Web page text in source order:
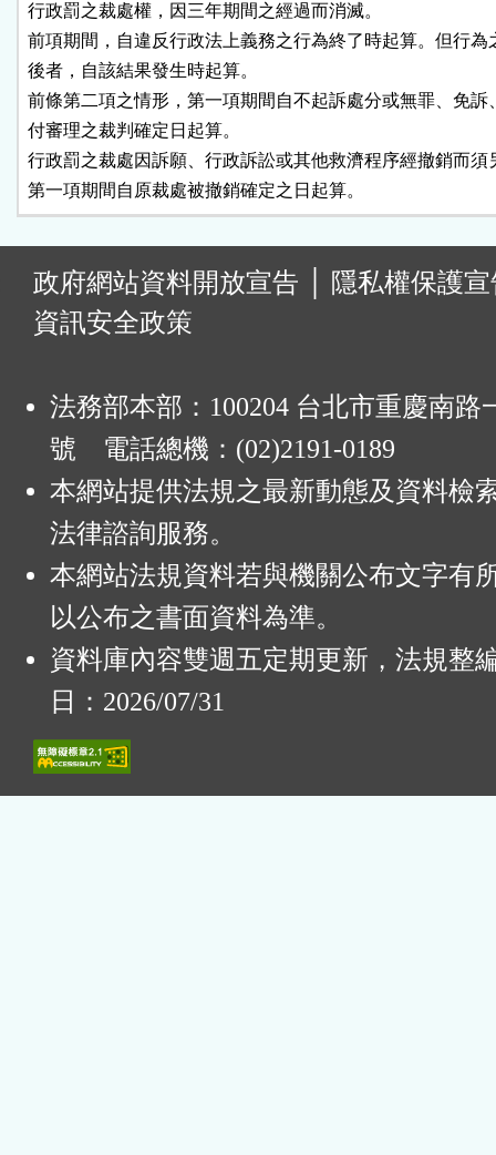
行政罰之裁處權，因三年期間之經過而消滅。
前項期間，自違反行政法上義務之行為終了時起算。但行為
後者，自該結果發生時起算。
前條第二項之情形，第一項期間自不起訴處分或無罪、免訴
付審理之裁判確定日起算。
行政罰之裁處因訴願、行政訴訟或其他救濟程序經撤銷而須
第一項期間自原裁處被撤銷確定之日起算。
政府網站資料開放宣告
隱私權保護
資訊安全政策
法務部本部：100204 台北市重慶南路
號 電話總機：(02)2191-0189
本網站提供法規之最新動態及資料檢
法律諮詢服務。
本網站法規資料若與機關公布文字有
以公布之書面資料為準。
資料庫內容雙週五定期更新，法規整
日：2026/07/31